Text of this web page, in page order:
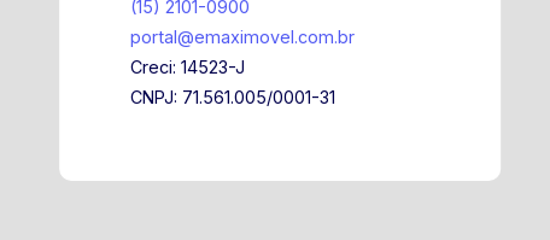
(15) 2101-0900
portal@emaximovel.com.br
Creci: 14523-J
CNPJ: 71.561.005/0001-31